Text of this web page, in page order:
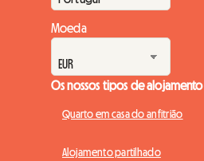
Moeda
Os nossos tipos de alojamento
Quarto em casa do anfitrião
Alojamento partilhado